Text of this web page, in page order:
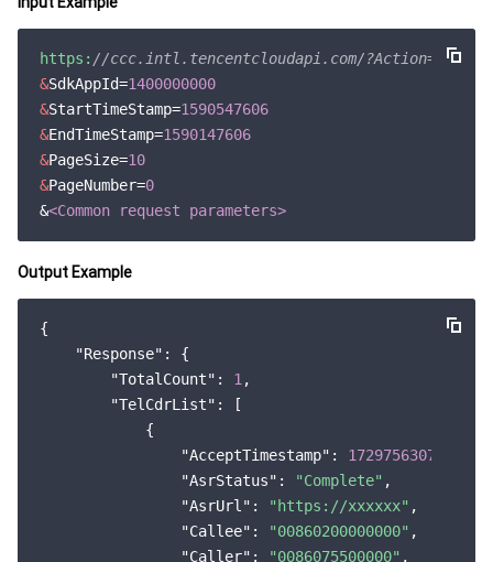
配置审计
集团账号管理
控制中心
身份识别平台
配额中心
资源中心
Prometheus 监控服务
Grafana 可视化服务
事件总线
腾讯云健康看板
腾讯专有云PaaS平台 TCS
TDSQL
其他文档
渠道合作伙伴
账号相关
消息中心
认证信息
政策与规范
大数据
大数据处理套件 TBDS
操作系统
TencentOS Server
https: //ccc.intl.tencentcloudapi.com/
&SdkAppId=1400000000
&StartTimeStamp=1590547606
&EndTimeStamp=1590147606
&PageSize=10
&PageNumber=0
&<Common request parameters>
Output Example
{
"Response" : {
"TotalCount" : 1 ,
"TelCdrList" : [
            {
"AcceptTimestamp" : 1729756307
"AsrStatus" : "Complete" ,
"AsrUrl" : "https://xxxxxx" ,
"Callee" : "00860200000000" ,
"Caller" : "0086075500000" ,